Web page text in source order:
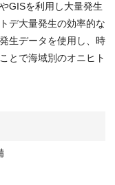
GISを利用し大量発生
デ大量発生の効率的な
生データを使用し、時
とで海域別のオニヒト